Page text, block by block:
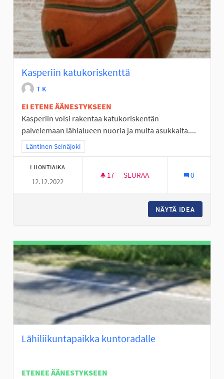
Kasperiin katukoriskenttä
T K
EI ETENE ÄÄNESTYKSEEN
Kasperiin voisi rakentaa katukoriskentän
palvelemaan lähialueen nuoria ja muita asukkaita....
Rajaa tulokset teeman mukaan: Läntinen Seinäjoki
Läntinen Seinäjoki
LUONTIAIKA
12.12.2022
17 17 SEURAAJAA
SEURAA 0
NÄYTÄ IDEA
Lähiliikuntapaikka kuntoradalle
ETENEE ÄÄNESTYKSEEN